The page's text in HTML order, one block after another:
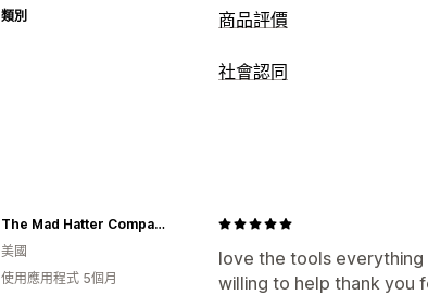
類別 商品評價
顯示選項
社會認同
love the tools
willing to help thank you
The Mad Hatter Company
美國
使用應用程式 5個月